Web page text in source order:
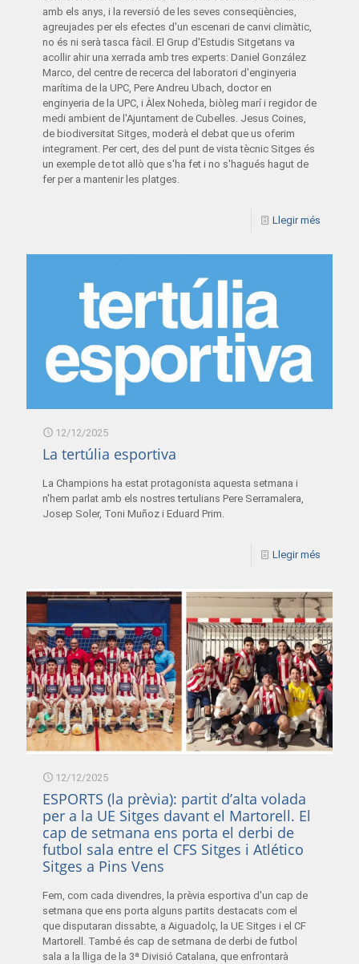
amb els anys, i la reversió de les seves conseqüències,
agreujades per els efectes d'un escenari de canvi climàtic,
no és ni serà tasca fàcil. El Grup d'Estudis Sitgetans va
acollir ahir una xerrada amb tres experts: Daniel González
Marco, del centre de recerca del laboratori d'enginyeria
marítima de la UPC, Pere Andreu Ubach, doctor en
enginyeria de la UPC, i Àlex Noheda, biòleg marí i regidor de
medi ambient de l'Ajuntament de Cubelles. Jesus Coines,
de biodiversitat Sitges, moderà el debat que us oferim
integrament. Per cert, des del punt de vista tècnic Sitges és
un exemple de tot allò que s'ha fet i no s'hagués hagut de
fer per a mantenir les platges.
Llegir més
12/12/2025
La tertúlia esportiva
La Champions ha estat protagonista aquesta setmana i
n'hem parlat amb els nostres tertulians Pere Serramalera,
Josep Soler, Toni Muñoz i Eduard Prim.
Llegir més
12/12/2025
ESPORTS (la prèvia): partit d’alta volada
per a la UE Sitges davant el Martorell. El
cap de setmana ens porta el derbi de
futbol sala entre el CFS Sitges i Atlético
Sitges a Pins Vens
Fem, com cada divendres, la prèvia esportiva d'un cap de
setmana que ens porta alguns partits destacats com el
que disputaran dissabte, a Aiguadolç, la UE Sitges i el CF
Martorell. També és cap de setmana de derbi de futbol
sala a la lliga de la 3ª Divisió Catalana, que enfrontarà